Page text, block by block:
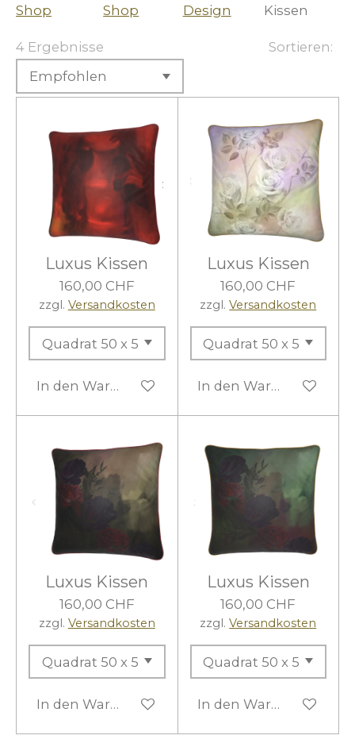
Shop
Shop
Design
Kissen
4 Ergebnisse Sortieren:
Luxus Kissen
160,00 CHF
zzgl. Versandkosten
In den Warenkorb
Luxus Kissen
160,00 CHF
zzgl.Versandkosten
In den Warenkorb
Luxus Kissen
160,00 CHF
zzgl. Versandkosten
In den Warenkorb
Luxus Kissen
160,00 CHF
zzgl.Versandkosten
In den Warenkorb